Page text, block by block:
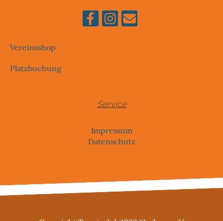
Vereinsshop
Platzbuchung
Service
Impressum
Datenschutz